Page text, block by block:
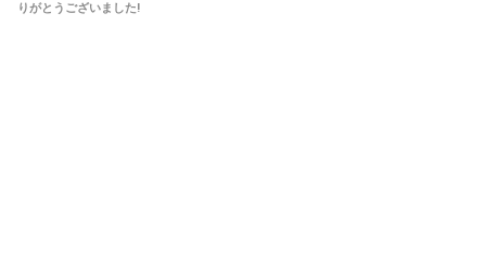
りがとうございました!